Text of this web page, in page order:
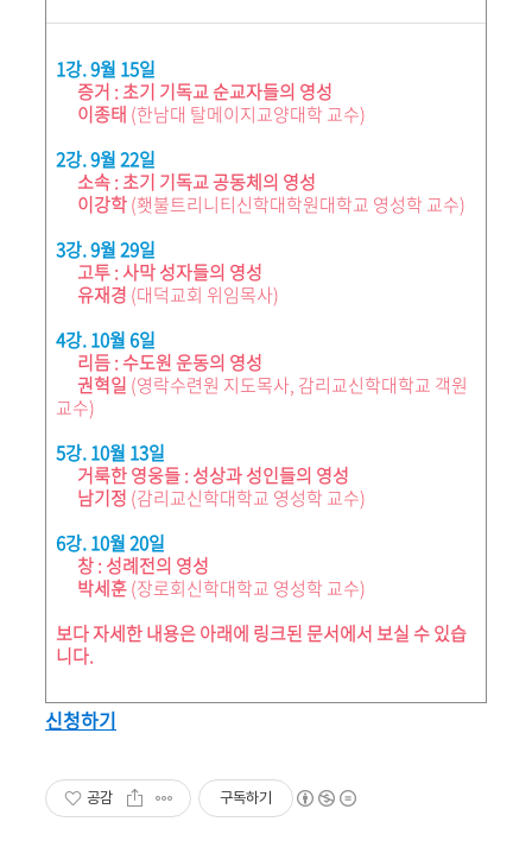
1강. 9월 15일
증거 : 초기 기독교 순교자들의 영성
이종태 (한남대 탈메이지교양대학 교수)
2강. 9월 22일
소속 : 초기 기독교 공동체의 영성
이강학(횃불트리니티신학대학원대학교 영성학 교수)
3강. 9월 29일
고투 : 사막 성자들의 영성
유재경 (대덕교회 위임목사)
4강. 10월 6일
리듬 : 수도원 운동의 영성
권혁일 (영락수련원 지도목사, 감리교신학대학교 객원
교수)
5강. 10월 13일
거룩한 영웅들 : 성상과 성인들의 영성
남기정 (감리교신학대학교 영성학 교수)
6강. 10월 20일
창 : 성례전의 영성
박세훈(장로회신학대학교 영성학 교수)
보다 자세한 내용은 아래에 링크된 문서에서 보실 수 있습
니다.
신청하기
공감 구독하기